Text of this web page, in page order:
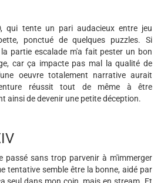
qui tente un pari audacieux entre jeu
ponctué de quelques puzzles. Si
partie escalade m'a fait pester un bon
car ça impacte pas mal la qualité de
oeuvre totalement narrative aurait
réussit tout de même à être
ainsi de devenir une petite déception.
passé sans trop parvenir à m'immerger
tentative semble être la bonne, aidé par